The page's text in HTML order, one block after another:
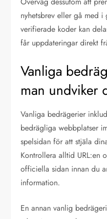
nyhetsbrev eller gå med i
verifierade koder kan
får uppdateringar direkt
Vanliga
man undviker
Vanliga bedrägerier
bedrägliga webbplatser
spelsidan för att stjäla
Kontrollera alltid URL:en
officiella sidan innan du
information.
En annan vanlig